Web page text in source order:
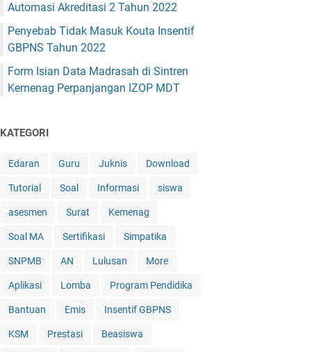
Automasi Akreditasi 2 Tahun 2022
Penyebab Tidak Masuk Kouta Insentif
GBPNS Tahun 2022
Form Isian Data Madrasah di Sintren
Kemenag Perpanjangan IZOP MDT
KATEGORI
Edaran Guru Juknis Download
Tutorial Soal Informasi siswa
asesmen Surat Kemenag
Soal MA Sertifikasi Simpatika
SNPMB AN Lulusan More
Aplikasi Lomba Program Pendidika
Bantuan Emis Insentif GBPNS
KSM Prestasi Beasiswa